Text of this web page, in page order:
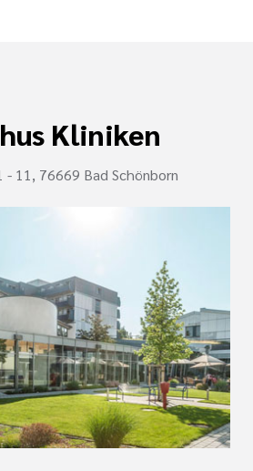
Kliniken
- 11, 76669 Bad Schönborn